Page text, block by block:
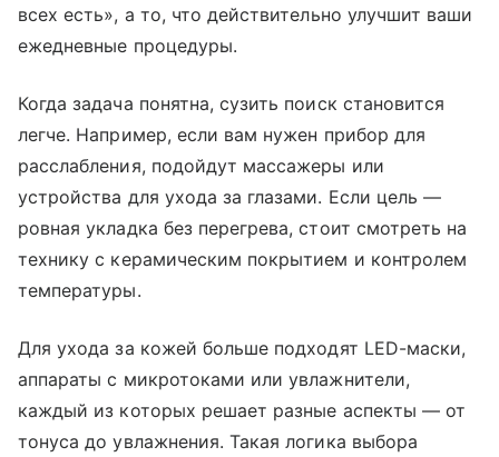
всех есть», а то, что действительно улучшит ваши
ежедневные процедуры.
Когда задача понятна, сузить поиск становится
легче. Например, если вам нужен прибор для
расслабления, подойдут массажеры или
устройства для ухода за глазами. Если цель —
ровная укладка без перегрева, стоит смотреть на
технику с керамическим покрытием и контролем
температуры.
Для ухода за кожей больше подходят LED-маски,
аппараты с микротоками или увлажнители,
каждый из которых решает разные аспекты — от
тонуса до увлажнения. Такая логика выбора